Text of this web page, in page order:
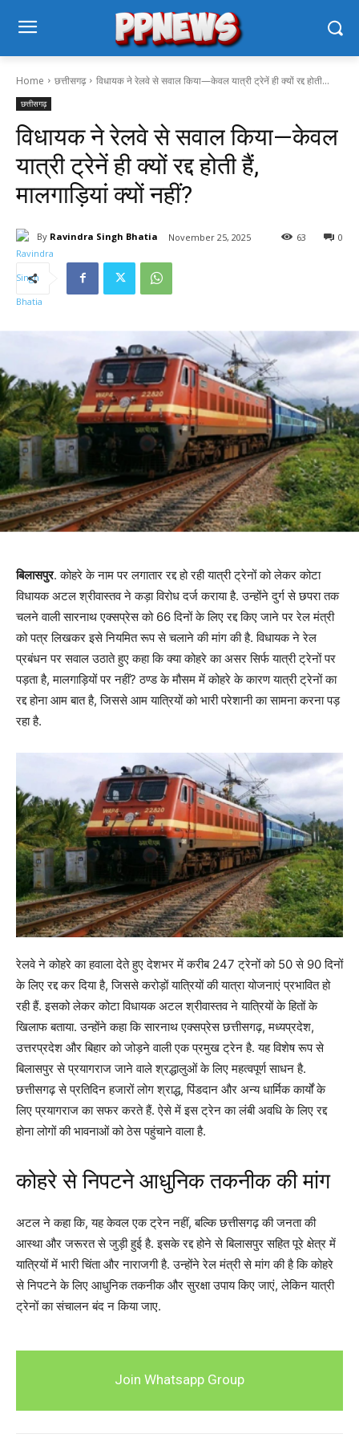
Home छत्तीसगढ़ विधायक ने रेलवे से सवाल किया—केवल यात्री ट्रेनें ही क्यों रद्द होती...
छत्तीसगढ़
विधायक ने रेलवे से सवाल किया—केवल
यात्री ट्रेनें ही क्यों रद्द होती हैं,
मालगाड़ियां क्यों नहीं?
By Ravindra Singh Bhatia November 25, 2025 0
63
बिलासपुर. कोहरे के नाम पर लगातार रद्द हो रही यात्री ट्रेनों को लेकर कोटा
विधायक अटल श्रीवास्तव ने कड़ा विरोध दर्ज कराया है. उन्होंने दुर्ग से छपरा तक
चलने वाली सारनाथ एक्सप्रेस को 66 दिनों के लिए रद्द किए जाने पर रेल मंत्री
को पत्र लिखकर इसे नियमित रूप से चलाने की मांग की है. विधायक ने रेल
प्रबंधन पर सवाल उठाते हुए कहा कि क्या कोहरे का असर सिर्फ यात्री ट्रेनों पर
पड़ता है, मालगाड़ियों पर नहीं? ठण्ड के मौसम में कोहरे के कारण यात्री ट्रेनों का
रद्द होना आम बात है, जिससे आम यात्रियों को भारी परेशानी का सामना करना पड़
रहा है.
रेलवे ने कोहरे का हवाला देते हुए देशभर में करीब 247 ट्रेनों को 50 से 90 दिनों
के लिए रद्द कर दिया है, जिससे करोड़ों यात्रियों की यात्रा योजनाएं प्रभावित हो
रही हैं. इसको लेकर कोटा विधायक अटल श्रीवास्तव ने यात्रियों के हितों के
खिलाफ बताया. उन्होंने कहा कि सारनाथ एक्सप्रेस छत्तीसगढ़, मध्यप्रदेश,
उत्तरप्रदेश और बिहार को जोड़ने वाली एक प्रमुख ट्रेन है. यह विशेष रूप से
बिलासपुर से प्रयागराज जाने वाले श्रद्धालुओं के लिए महत्वपूर्ण साधन है.
छत्तीसगढ़ से प्रतिदिन हजारों लोग श्राद्ध, पिंडदान और अन्य धार्मिक कार्यों के
लिए प्रयागराज का सफर करते हैं. ऐसे में इस ट्रेन का लंबी अवधि के लिए रद्द
होना लोगों की भावनाओं को ठेस पहुंचाने वाला है.
कोहरे से निपटने आधुनिक तकनीक की मांग
अटल ने कहा कि, यह केवल एक ट्रेन नहीं, बल्कि छत्तीसगढ़ की जनता की
आस्था और जरूरत से जुड़ी हुई है. इसके रद्द होने से बिलासपुर सहित पूरे क्षेत्र में
यात्रियों में भारी चिंता और नाराजगी है. उन्होंने रेल मंत्री से मांग की है कि कोहरे
से निपटने के लिए आधुनिक तकनीक और सुरक्षा उपाय किए जाएं, लेकिन यात्री
ट्रेनों का संचालन बंद न किया जाए.
Join Whatsapp Group